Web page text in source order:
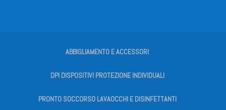
ABBIGLIAMENTO E ACCESSORI
DPI DISPOSITIVI PROTEZIONE INDIVIDUALI
PRONTO SOCCORSO LAVAOCCHI E DISINFETTANTI